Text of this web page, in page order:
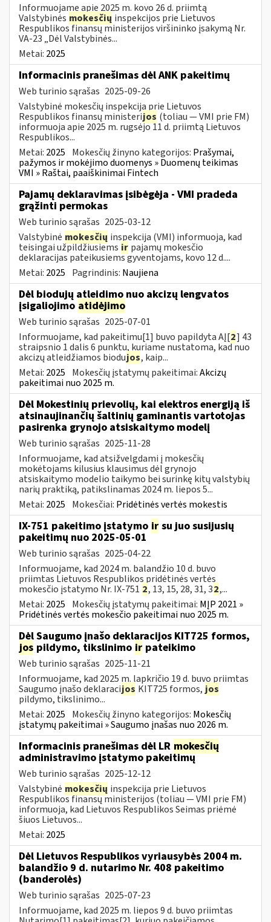
Informuojame apie 2025 m. kovo 26 d. priimtą
Valstybinės mokesčių inspekcijos prie Lietuvos
Respublikos finansų ministerijos viršininko įsakymą Nr.
VA-23 „Dėl Valstybinės...
Metai: 2025
Informacinis pranešimas dėl ANK pakeitimų
Web turinio sąrašas 2025-09-26
Valstybinė mokesčių inspekcija prie Lietuvos
Respublikos finansų ministerijos (toliau — VMI prie FM)
informuoja apie 2025 m. rugsėjo 11 d. priimtą Lietuvos
Respublikos...
Metai: 2025 Mokesčių žinyno kategorijos: Prašymai,
pažymos ir mokėjimo duomenys » Duomenų teikimas
VMI » Raštai, paaiškinimai Fintech
Pajamų deklaravimas įsibėgėja - VMI pradeda
grąžinti permokas
Web turinio sąrašas 2025-03-12
Valstybinė mokesčių inspekcija (VMI) informuoja, kad
teisingai užpildžiusiems ir pajamų mokesčio
deklaracijas pateikusiems gyventojams, kovo 12 d....
Metai: 2025 Pagrindinis: Naujiena
Dėl biodujų atleidimo nuo akcizų lengvatos
įsigaliojimo atidėjimo
Web turinio sąrašas 2025-07-01
Informuojame, kad pakeitimu[1] buvo papildyta AĮ[2] 43
straipsnio 1 dalis 6 punktu, kuriame nustatoma, kad nuo
akcizų atleidžiamos biodujos, kaip...
Metai: 2025 Mokesčių įstatymų pakeitimai:Akcizų
pakeitimai nuo 2025 m.
Dėl Mokestinių prievolių, kai elektros energiją iš
atsinaujinančių šaltinių gaminantis vartotojas
pasirenka grynojo atsiskaitymo modelį
Web turinio sąrašas 2025-11-28
Informuojame, kad atsižvelgdami į mokesčių
mokėtojams kilusius klausimus dėl grynojo
atsiskaitymo modelio taikymo bei surinkę kitų valstybių
narių praktiką, patikslinamas 2024 m. liepos 5...
Metai: 2025 Mokesčiai: Pridėtinės vertės mokestis
IX-751 pakeitimo įstatymo ir su juo susijusių
pakeitimų nuo 2025-05-01
Web turinio sąrašas 2025-04-22
Informuojame, kad 2024 m. balandžio 10 d. buvo
priimtas Lietuvos Respublikos pridėtinės vertės
mokesčio įstatymo Nr. IX-751 2, 13, 15, 28, 31, 32,...
Metai: 2025 Mokesčių įstatymų pakeitimai: MĮP 2021 »
Pridėtinės vertės mokesčio pakeitimai nuo 2025 m.
Dėl Saugumo įnašo deklaracijos KIT725 formos,
jos pildymo, tikslinimo ir pateikimo
Web turinio sąrašas 2025-11-21
Informuojame, kad 2025 m. lapkričio 19 d. buvo priimtas
Saugumo įnašo deklaracijos KIT725 formos, jos
pildymo, tikslinimo...
Metai: 2025 Mokesčių žinyno kategorijos: Mokesčių
įstatymų pakeitimai » Saugumo įnašas nuo 2026 m.
Informacinis pranešimas dėl LR mokesčių
administravimo įstatymo pakeitimų
Web turinio sąrašas 2025-12-12
Valstybinė mokesčių inspekcija prie Lietuvos
Respublikos finansų ministerijos (toliau — VMI prie FM)
informuoja, kad Lietuvos Respublikos Seimas priėmė
šiuos Lietuvos...
Metai: 2025
Dėl Lietuvos Respublikos vyriausybės 2004 m.
balandžio 9 d. nutarimo Nr. 408 pakeitimo
(banderolės)
Web turinio sąrašas 2025-07-23
Informuojame, kad 2025 m. liepos 9 d. buvo priimtas